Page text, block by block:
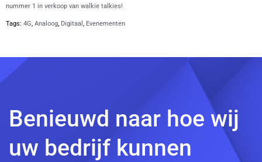
nummer 1 in verkoop van walkie talkies!
Tags: 4G, Analoog, Digitaal , Evenementen
Benieuwd naar hoe wij
uw bedrijf kunnen